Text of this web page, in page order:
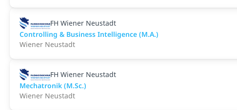
FH Wiener Neustadt
Controlling & Business Intelligence (M.A.)
Wiener Neustadt
FH Wiener Neustadt
Mechatronik (M.Sc.)
Wiener Neustadt